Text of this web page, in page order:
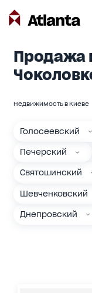
Продажа
Недвижимость в Киеве
Голосеевский
Печерский
Святошинский
Шевченковский
Днепровский